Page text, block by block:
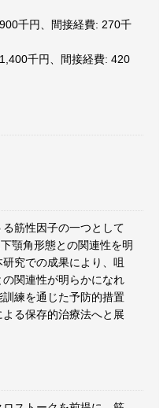
千円、間接経費: 270千
千円、間接経費: 420
筋性因子の一つとして
顎角形態との関連性を明
究での成果により、咀
関連性が明らかになれ
練を通じた予防的措置
る保存的治療法へと展